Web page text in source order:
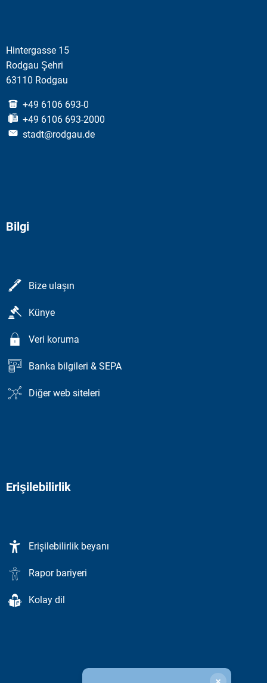
Hintergasse 15
Rodgau Şehri
63110 Rodgau
+49 6106 693-0
+49 6106 693-2000
stadt@rodgau.de
Bilgi
Bize ulaşın
Künye
Veri koruma
Banka bilgileri & SEPA
Diğer web siteleri
Erişilebilirlik
Erişilebilirlik beyanı
Rapor bariyeri
Kolay dil